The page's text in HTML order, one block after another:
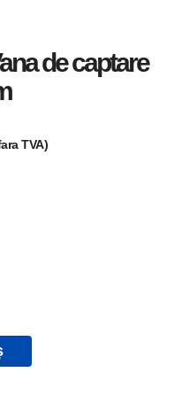
de captare
TVA)